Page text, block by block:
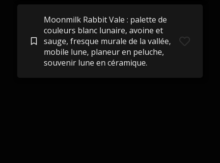
Moonmilk Rabbit Vale : palette de
couleurs blanc lunaire, avoine et
sauge, fresque murale de la vallée,
mobile lune, planeur en peluche,
souvenir lune en céramique.